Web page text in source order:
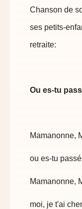
Chanson de
ses petits-
retraite:
Ou es-tu
Mamanonne,
ou es-tu
Mamanonne,
moi, je t'ai